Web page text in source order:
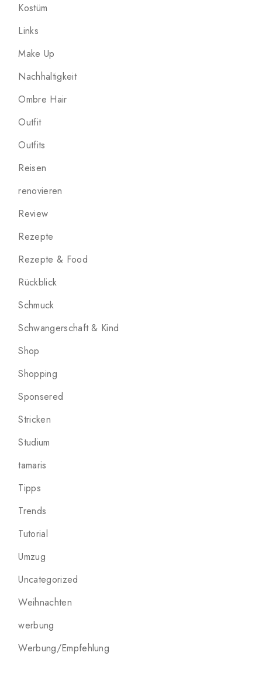
Kostüm
Links
Make Up
Nachhaltigkeit
Ombre Hair
Outfit
Outfits
Reisen
renovieren
Review
Rezepte
Rezepte & Food
Rückblick
Schmuck
Schwangerschaft & Kind
Shop
Shopping
Sponsered
Stricken
Studium
tamaris
Tipps
Trends
Tutorial
Umzug
Uncategorized
Weihnachten
werbung
Werbung/Empfehlung